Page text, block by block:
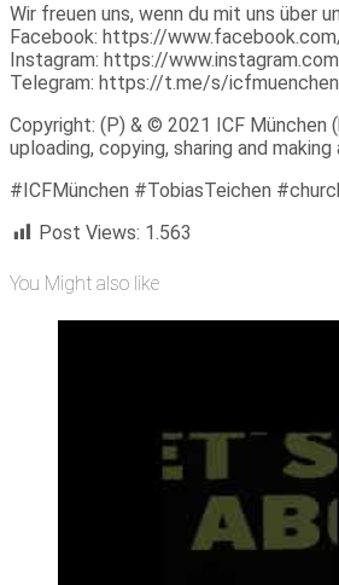
Wir freuen uns, wenn du mit uns über
Facebook: https://
Instagram: https://
Telegram: https://t.me/s/icfmuenchen​
Copyright: (P) & © 2021 ICF
uploading, copying, sharing and
#ICFMünchen​ #TobiasTeichen​
Post Views: 1.563
You Might also like